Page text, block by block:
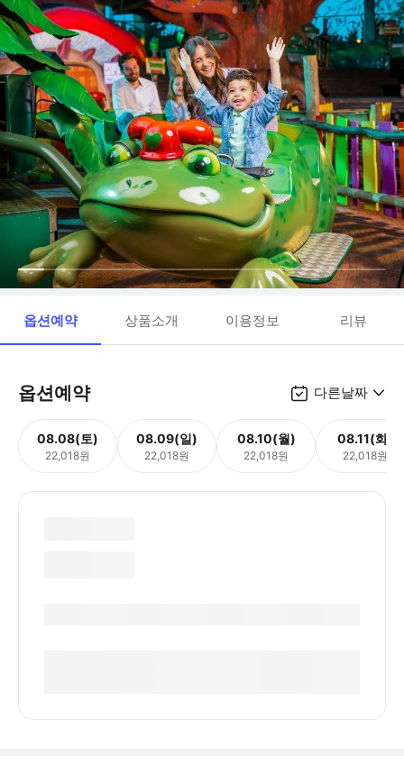
옵션예약 상품소개 이용정보 리뷰
옵션예약 다른날짜
08.08(토)
22,018원
08.09(일)
22,018원
08.10(월)
22,018원
08.11(화)
22,018원